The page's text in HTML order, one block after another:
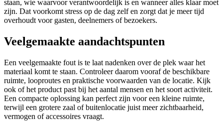
staan, wie waarvoor verantwoordelijk is en wanneer alles klaar moet
zijn. Dat voorkomt stress op de dag zelf en zorgt dat je meer tijd
overhoudt voor gasten, deelnemers of bezoekers.
Veelgemaakte aandachtspunten
Een veelgemaakte fout is te laat nadenken over de plek waar het
materiaal komt te staan. Controleer daarom vooraf de beschikbare
ruimte, looproutes en praktische voorwaarden van de locatie. Kijk
ook of het product past bij het aantal mensen en het soort activiteit.
Een compacte oplossing kan perfect zijn voor een kleine ruimte,
terwijl een grotere zaal of buitenlocatie juist meer zichtbaarheid,
vermogen of accessoires vraagt.